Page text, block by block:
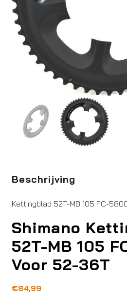
Beschrijving
Kettingblad 52T-MB 105 FC-
Shimano
52T-MB 105
Voor 52-36T
€84,99